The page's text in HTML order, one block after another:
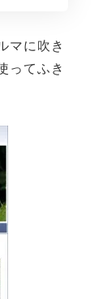
マに吹き
ってふき